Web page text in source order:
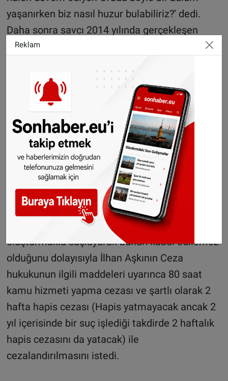
yaşanırken biz nasıl huzur bulabiliriz?’ dedi.
Daha sonra savcı 2014 yılında gerçekleşen
protesto ‘da yer alan mehteran takımını sordu.
neden orada bulunduklarını sordu. İlhan Aşın,
‘Biz sünnet düğünlerimizde, bayramlarımızda
ve hatta bazı eğlencelerimizde bile Mehteran
Takımını getiririz. Bizim düğünlerimizde
Ermeniler olmadığına göre neden bir şiddet
unsuru olsun. Bu bir folklordur’ dedi.
Savcı İlhan Aşkın hakkında Hollanda
toplumunda ayrımcılık ve toplumun (Ermeni)
bir bölümünü hedef göstermek ve kin nefret
oluşturmakla suçlayarak bunun kabul edilemez
olduğunu dolayısıyla İlhan Aşkının Ceza
hukukunun ilgili maddeleri uyarınca 80 saat
kamu hizmeti yapma cezası ve şartlı olarak 2
hafta hapis cezası (Hapis yatmayacak ancak 2
yıl içerisinde bir suç işlediği takdirde 2 haftalık
hapis cezasını da yatacak) ile
cezalandırılmasını istedi.
Reklam